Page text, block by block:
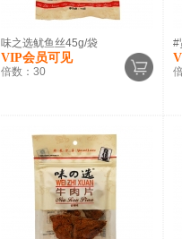
味之选鱿鱼丝45g/袋
VIP会员可见
倍数： 30
#